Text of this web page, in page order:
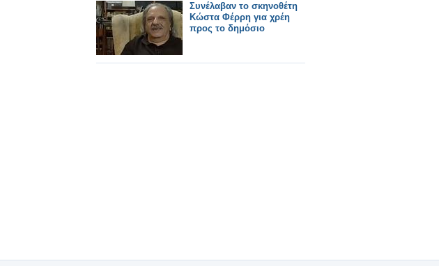
Συνέλαβαν το σκηνοθέτη
Κώστα Φέρρη για χρέη
προς το δημόσιο